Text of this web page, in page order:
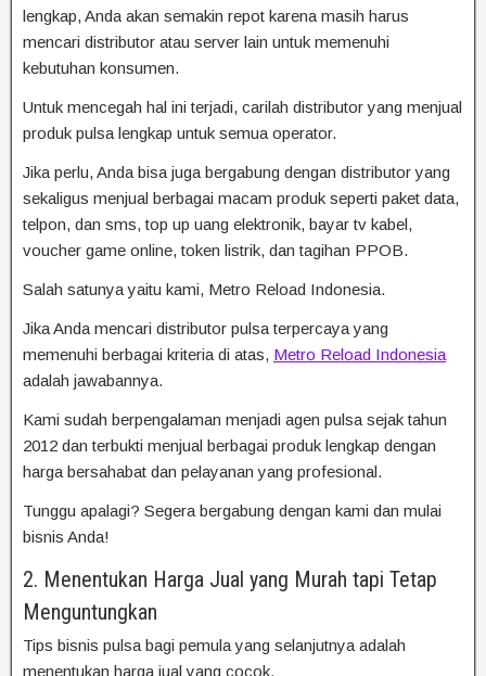
lengkap, Anda akan semakin repot karena masih harus
mencari distributor atau server lain untuk memenuhi
kebutuhan konsumen.
Untuk mencegah hal ini terjadi, carilah distributor yang menjual
produk pulsa lengkap untuk semua operator.
Jika perlu, Anda bisa juga bergabung dengan distributor yang
sekaligus menjual berbagai macam produk seperti paket data,
telpon, dan sms, top up uang elektronik, bayar tv kabel,
voucher game online, token listrik, dan tagihan PPOB.
Salah satunya yaitu kami, Metro Reload Indonesia.
Jika Anda mencari distributor pulsa terpercaya yang
memenuhi berbagai kriteria di atas, Metro Reload Indonesia
adalah jawabannya.
Kami sudah berpengalaman menjadi agen pulsa sejak tahun
2012 dan terbukti menjual berbagai produk lengkap dengan
harga bersahabat dan pelayanan yang profesional.
Tunggu apalagi? Segera bergabung dengan kami dan mulai
bisnis Anda!
2. Menentukan Harga Jual yang Murah tapi Tetap
Menguntungkan
Tips bisnis pulsa bagi pemula yang selanjutnya adalah
menentukan harga jual yang cocok.